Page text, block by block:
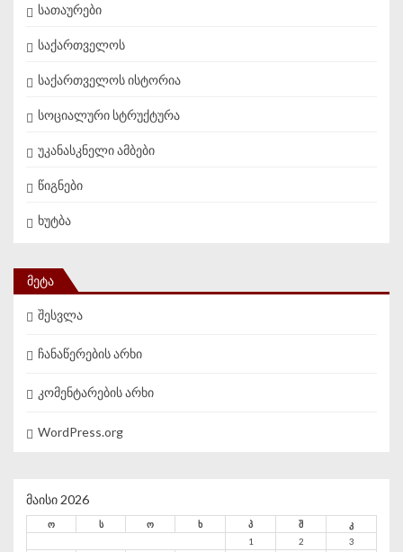
სათაურები
საქართველოს
საქართველოს ისტორია
სოციალური სტრუქტურა
უკანასკნელი ამბები
წიგნები
ხუტბა
ᲛᲔᲢᲐ
შესვლა
ჩანაწერების არხი
კომენტარების არხი
WordPress.org
მაისი 2026
ო ს ო ხ პ შ
კ
1
2 3